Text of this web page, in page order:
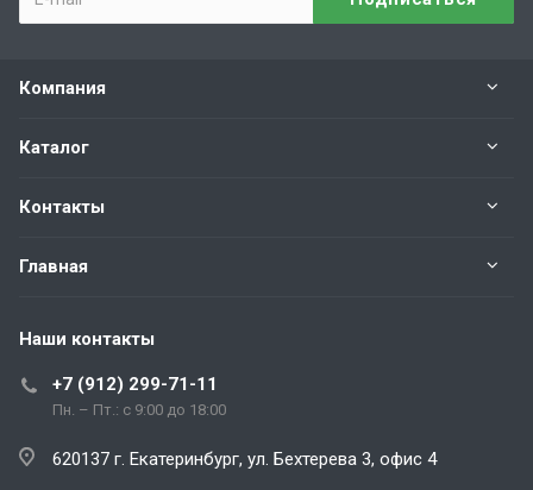
Компания
Каталог
Контакты
Главная
Наши контакты
+7 (912) 299-71-11
Пн. – Пт.: с 9:00 до 18:00
620137 г. Екатеринбург, ул. Бехтерева 3, офис 4